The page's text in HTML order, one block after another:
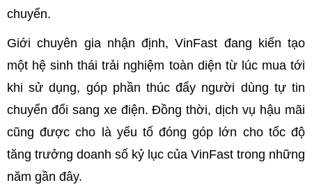
chuyển.
Giới chuyên gia nhận định, VinFast đang kiến tạo
một hệ sinh thái trải nghiệm toàn diện từ lúc mua tới
khi sử dụng, góp phần thúc đẩy người dùng tự tin
chuyển đổi sang xe điện. Đồng thời, dịch vụ hậu mãi
cũng được cho là yếu tố đóng góp lớn cho tốc độ
tăng trưởng doanh số kỷ lục của VinFast trong những
năm gần đây.